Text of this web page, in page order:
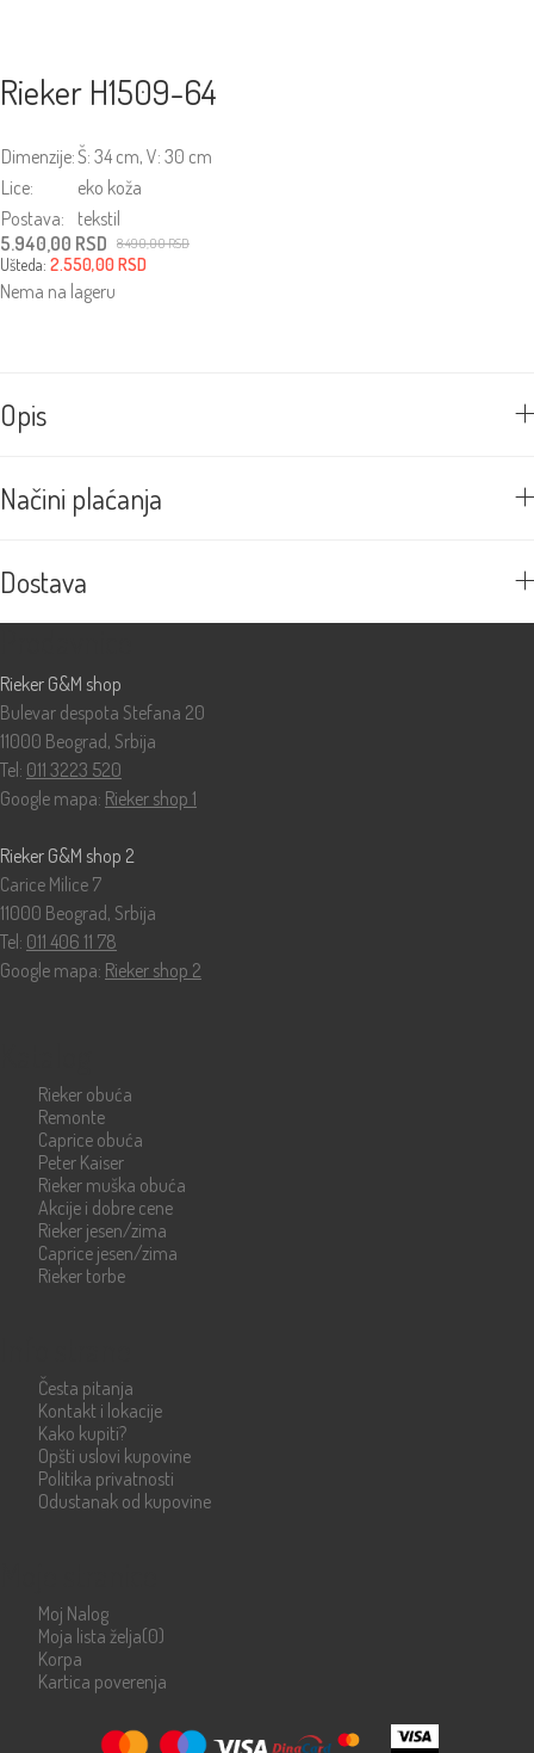
Rieker H1509-64
Dimenzije:Š: 34 cm, V: 30 cm
Lice:
eko koža
Postava:
tekstil
8.490,00RSD
Originalna
cena
je
5.940,00 RSD
Trenutna
cena
je:
Ušteda: 2.550,00RSD
Nema na lageru
Opis
Načini plaćanja
Dostava
Rieker G&M shop
Bulevar despota Stefana 20
11000 Beograd, Srbija
Tel: 011 3223 520
Google mapa: Rieker shop 1
Rieker G&M shop 2
Carice Milice 7
11000 Beograd, Srbija
Tel: 011 406 11 78
Google mapa: Rieker shop 2
Rieker obuća
Remonte
Caprice obuća
Peter Kaiser
Rieker muška obuća
Akcije i dobre cene
Rieker jesen/zima
Caprice jesen/zima
Rieker torbe
Česta pitanja
Kontakt i lokacije
Kako kupiti?
Opšti uslovi kupovine
Politika privatnosti
Odustanak od kupovine
Moj Nalog
Moja lista želja(0)
Korpa
Kartica poverenja